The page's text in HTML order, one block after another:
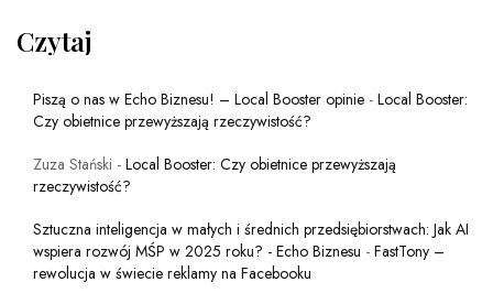
Czytaj
Piszą o nas w Echo Biznesu! – Local Booster opinie - Local Booster:
Czy obietnice przewyższają rzeczywistość?
Zuza Stański - Local Booster: Czy obietnice przewyższają
rzeczywistość?
Sztuczna inteligencja w małych i średnich przedsiębiorstwach: Jak AI
wspiera rozwój MŚP w 2025 roku? - Echo Biznesu - FastTony –
rewolucja w świecie reklamy na Facebooku